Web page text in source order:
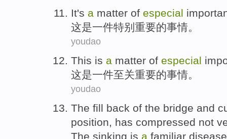
It's a matter of especial
这是一件特别 重要的事情。
youdao
This is a matter of especial
这是一件至关重要的事情。
youdao
The fill back of the bridge and
position , has compressed not
The sinking is a familiar disease